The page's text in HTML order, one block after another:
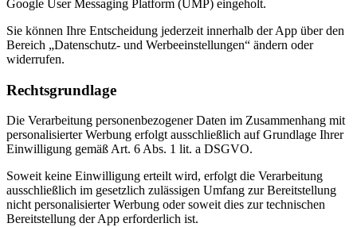
Google User Messaging Platform (UMP) eingeholt.
Sie können Ihre Entscheidung jederzeit innerhalb der App über den
Bereich „Datenschutz- und Werbeeinstellungen“ ändern oder
widerrufen.
Rechtsgrundlage
Die Verarbeitung personenbezogener Daten im Zusammenhang mit
personalisierter Werbung erfolgt ausschließlich auf Grundlage Ihrer
Einwilligung gemäß Art. 6 Abs. 1 lit. a DSGVO.
Soweit keine Einwilligung erteilt wird, erfolgt die Verarbeitung
ausschließlich im gesetzlich zulässigen Umfang zur Bereitstellung
nicht personalisierter Werbung oder soweit dies zur technischen
Bereitstellung der App erforderlich ist.